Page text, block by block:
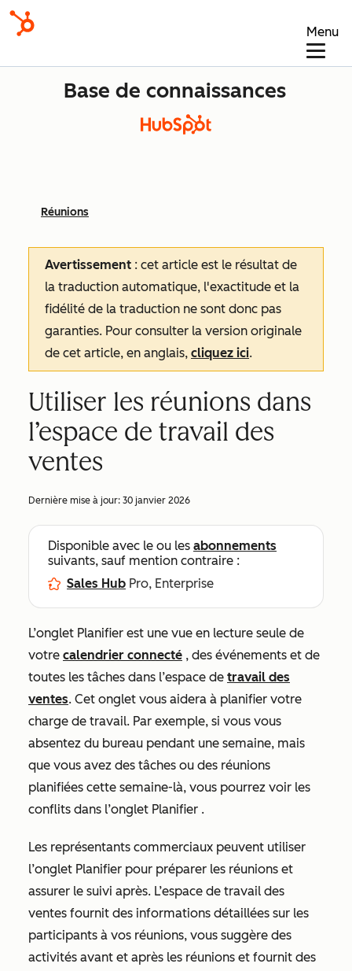
Menu
Base de connaissances
Réunions
Avertissement : cet article est le résultat de
la traduction automatique, l'exactitude et la
fidélité de la traduction ne sont donc pas
garanties. Pour consulter la version originale
de cet article, en anglais, cliquez ici.
Utiliser les réunions dans
l’espace de travail des
ventes
Dernière mise à jour: 30 janvier 2026
Disponible avec le ou les abonnements
suivants, sauf mention contraire :
Sales Hub Pro, Enterprise
L’onglet Planifier est une vue en lecture seule de
votre calendrier connecté , des événements et de
toutes les tâches dans l’espace de travail des
ventes. Cet onglet vous aidera à planifier votre
charge de travail. Par exemple, si vous vous
absentez du bureau pendant une semaine, mais
que vous avez des tâches ou des réunions
planifiées cette semaine-là, vous pourrez voir les
conflits dans l’onglet Planifier .
Les représentants commerciaux peuvent utiliser
l’onglet Planifier pour préparer les réunions et
assurer le suivi après. L’espace de travail des
ventes fournit des informations détaillées sur les
participants à vos réunions, vous suggère des
activités avant et après les réunions et fournit des